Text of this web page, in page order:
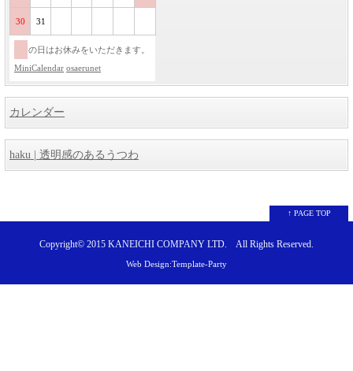
30 31
の日はお休みをいただきます。
MiniCalendar osaerunet
カレンダー
haku | 透明感のあるうつわ
↑ PAGE TOP
Copyright© 2015 KANEICHI COMPANY LTD. All Rights Reserved.
Web Design:Template-Party